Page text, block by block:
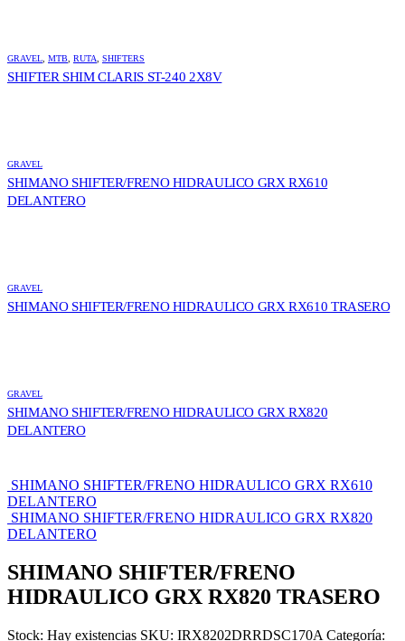
GRAVEL MTB RUTA SHIFTERS
SHIFTER SHIM CLARIS ST-240 2X8V
GRAVEL
SHIMANO SHIFTER/FRENO HIDRAULICO GRX RX610
DELANTERO
GRAVEL
SHIMANO SHIFTER/FRENO HIDRAULICO GRX RX610 TRASERO
GRAVEL
SHIMANO SHIFTER/FRENO HIDRAULICO GRX RX820
DELANTERO
SHIMANO SHIFTER/FRENO HIDRAULICO GRX RX610
DELANTERO
SHIMANO SHIFTER/FRENO HIDRAULICO GRX RX820
DELANTERO
SHIMANO SHIFTER/FRENO
HIDRAULICO GRX RX820 TRASERO
Stock: Hay existencias SKU: IRX8202DRRDSC170A Categoría: